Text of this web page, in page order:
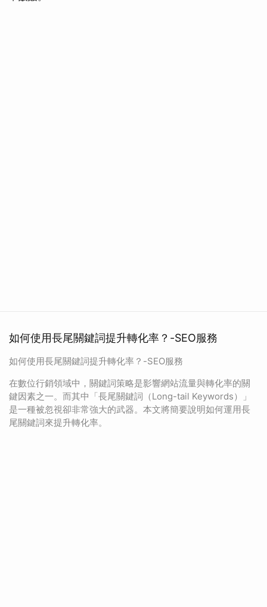
如何使用長尾關鍵詞提升轉化率？-SEO服務
如何使用長尾關鍵詞提升轉化率？-SEO服務
在數位行銷領域中，關鍵詞策略是影響網站流量與轉化率的關
鍵因素之一。而其中「長尾關鍵詞（Long-tail Keywords）」
是一種被忽視卻非常強大的武器。本文將簡要說明如何運用長
尾關鍵詞來提升轉化率。